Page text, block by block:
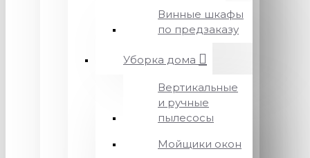
Винные шкафы
по предзаказу
Уборка дома
Вертикальные
и ручные
пылесосы
Мойщики окон